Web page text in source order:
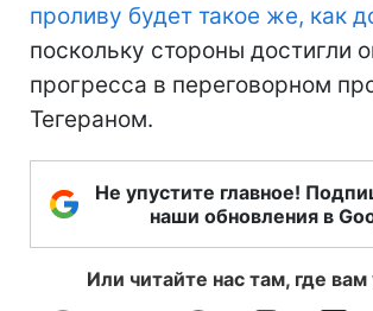
проливу будет такое же, как
поскольку стороны достигли
прогресса в переговорном
Тегераном.
Не упустите главное!
наши обновления в
Или читайте нас там, где вам